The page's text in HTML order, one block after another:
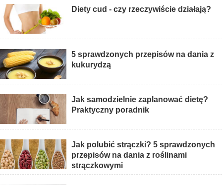
Diety cud - czy rzeczywiście działają?
5 sprawdzonych przepisów na dania z
kukurydzą
Jak samodzielnie zaplanować dietę?
Praktyczny poradnik
Jak polubić strączki? 5 sprawdzonych
przepisów na dania z roślinami
strączkowymi